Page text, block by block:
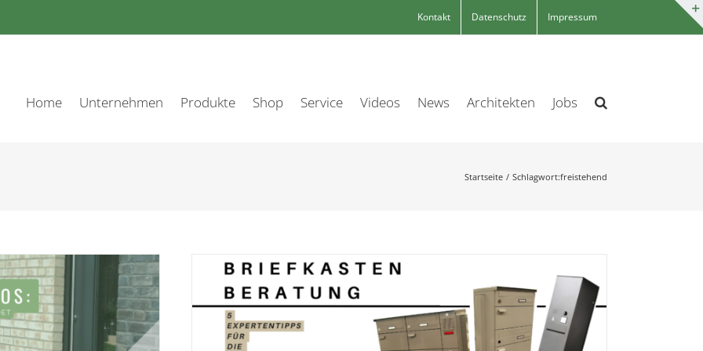
Kontakt Datenschutz Impressum
Home Unternehmen Produkte Shop Service Videos News Architekten Jobs
Startseite Schlagwort:freistehend
die optimale Auswahl Ihrer